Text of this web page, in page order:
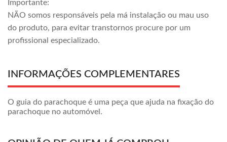
Importante:
NÃO somos responsáveis pela má instalação ou mau uso
do produto, para evitar transtornos procure por um
profissional especializado.
INFORMAÇÕES COMPLEMENTARES
O guia do parachoque é uma peça que ajuda na fixação do
parachoque no automóvel.